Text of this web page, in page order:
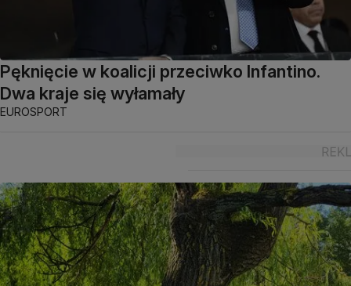
Pęknięcie w koalicji przeciwko Infantino.
Dwa kraje się wyłamały
EUROSPORT